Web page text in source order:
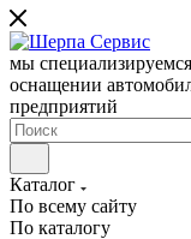
мы
оснащении
предприятий
Каталог
По всему сайту
По каталогу